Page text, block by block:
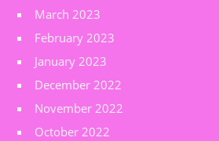
March 2023
February 2023
January 2023
December 2022
November 2022
October 2022